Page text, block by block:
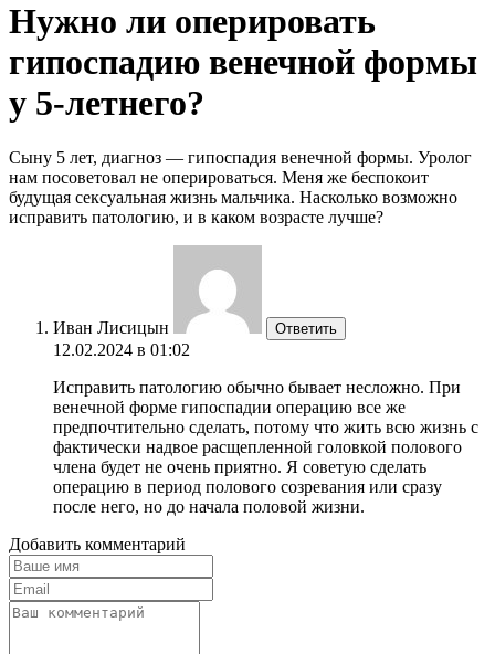
Нужно ли оперировать
гипоспадию венечной формы
у 5-летнего?
Сыну 5 лет, диагноз — гипоспадия венечной формы. Уролог
нам посоветовал не оперироваться. Меня же беспокоит
будущая сексуальная жизнь мальчика. Насколько возможно
исправить патологию, и в каком возрасте лучше?
Иван Лисицын Ответить
12.02.2024 в 01:02
Исправить патологию обычно бывает несложно. При
венечной форме гипоспадии операцию все же
предпочтительно сделать, потому что жить всю жизнь с
фактически надвое расщепленной головкой полового
члена будет не очень приятно. Я советую сделать
операцию в период полового созревания или сразу
после него, но до начала половой жизни.
Добавить комментарий